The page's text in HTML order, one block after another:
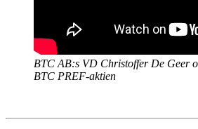
BTC AB:s VD Christoffer De Geer
BTC PREF-aktien